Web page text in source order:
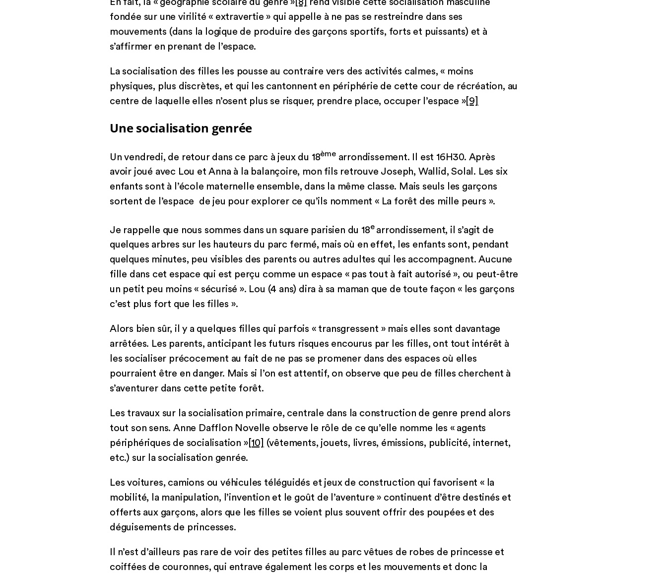
En fait, la « géographie scolaire du genre » [8]
rend visible cette socialisation masculine
fondée sur une virilité « extravertie » qui appelle à ne pas se restreindre dans ses
mouvements (dans la logique de produire des garçons sportifs, forts et puissants) et à
s’affirmer en prenant de l’espace.
La socialisation des filles les pousse au contraire vers des activités calmes, « moins
physiques, plus discrètes, et qui les cantonnent en périphérie de cette cour de récréation, au
centre de laquelle elles n’osent plus se risquer, prendre place, occuper l’espace »[9]
Une socialisation genrée
Un vendredi, de retour dans ce parc à jeux du 18èmearrondissement. Il est 16H30. Après
avoir joué avec Lou et Anna à la balançoire, mon fils retrouve Joseph, Wallid, Solal. Les six
enfants sont à l’école maternelle ensemble, dans la même classe. Mais seuls les garçons
sortent de l’espace de jeu pour explorer ce qu’ils nomment « La forêt des mille peurs ».
Je rappelle que nous sommes dans un square parisien du 18e arrondissement, il s’agit de
quelques arbres sur les hauteurs du parc fermé, mais où en effet, les enfants sont, pendant
quelques minutes, peu visibles des parents ou autres adultes qui les accompagnent. Aucune
fille dans cet espace qui est perçu comme un espace « pas tout à fait autorisé », ou peut-être
un petit peu moins « sécurisé ». Lou (4 ans) dira à sa maman que de toute façon « les garçons
c’est plus fort que les filles ».
Alors bien sûr, il y a quelques filles qui parfois « transgressent » mais elles sont davantage
arrêtées. Les parents, anticipant les futurs risques encourus par les filles, ont tout intérêt à
les socialiser précocement au fait de ne pas se promener dans des espaces où elles
pourraient être en danger. Mais si l’on est attentif, on observe que peu de filles cherchent à
s’aventurer dans cette petite forêt.
Les travaux sur la socialisation primaire, centrale dans la construction de genre prend alors
tout son sens. Anne Dafflon Novelle observe le rôle de ce qu’elle nomme les « agents
périphériques de socialisation »[10]
(vêtements, jouets, livres, émissions, publicité, internet,
etc.) sur la socialisation genrée.
Les voitures, camions ou véhicules téléguidés et jeux de construction qui favorisent « la
mobilité, la manipulation, l’invention et le goût de l’aventure » continuent d’être destinés et
offerts aux garçons, alors que les filles se voient plus souvent offrir des poupées et des
déguisements de princesses.
Il n’est d’ailleurs pas rare de voir des petites filles au parc vêtues de robes de princesse et
coiffées de couronnes, qui entrave également les corps et les mouvements et donc la